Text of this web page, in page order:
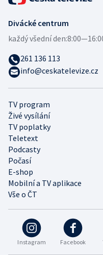
Instagram Facebook
TV program
Živé vysílání
TV poplatky
Teletext
Podcasty
Počasí
E-shop
Mobilní a TV aplikace
Vše o ČT
Divácké centrum
každý všední den:
261 136 113
info@ceskatelevize.cz